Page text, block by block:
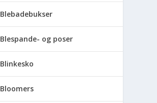
Blebadebukser
Blespande- og poser
Blinkesko
Bloomers